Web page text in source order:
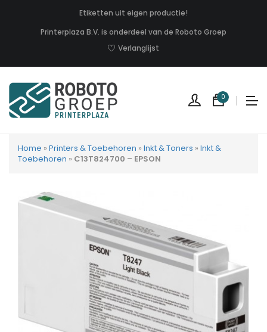
Etiketten uit eigen productie!
Printerplaza B.V. is onderdeel van de Roboto Groep
Verlanglijst
0
Home » Printers & Toebehoren » Inkt & Toners » Inkt &
Toebehoren » C13T824700 – EPSON